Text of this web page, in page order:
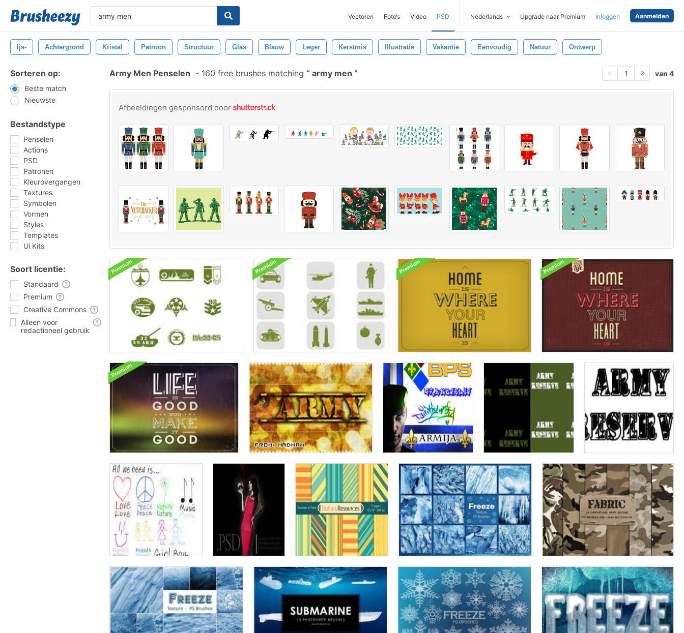
Vectoren Foto‘s Video PSD Nederlands Upgrade naar Premium Inloggen Aanmelden
Ijs- Achtergrond Kristal Patroon Structuur Glas Blauw Leger Kerstmis Illustratie Vakantie Eenvoudig Natuur Ontwerp
Sorteren op:
Beste match
Nieuwste
Bestandstype
Penselen
Actions
PSD
Patronen
Kleurovergangen
Textures
Symbolen
Vormen
Styles
Templates
Ui Kits
Soort licentie:
Standaard
Premium
Creative Commons
Alleen voor
redactioneel gebruik
Army Men Penselen - 160 free brushes matching army men 1 van 4
Afbeeldingen gesponsord door